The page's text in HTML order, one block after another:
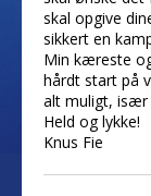
skal opgive
sikkert en
Min kæreste
hårdt start på
alt muligt, især
Held og lykke!
Knus Fie